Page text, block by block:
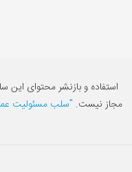
استفاده و بازنشر محتوای
مجاز نیست. "سلب مسئولیت